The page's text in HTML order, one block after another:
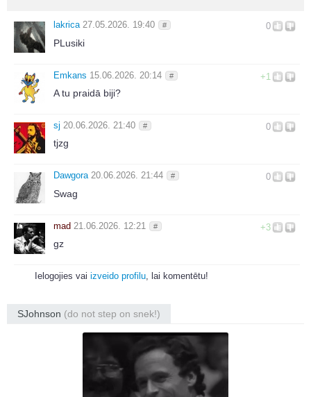
0
lakrica 27.05.2026. 19:40 #
PLusiki
+1
Emkans 15.06.2026. 20:14 #
A tu praidā biji?
0
sj 20.06.2026. 21:40 #
tjzg
0
Dawgora 20.06.2026. 21:44 #
Swag
+3
mad 21.06.2026. 12:21 #
gz
Ielogojies vai izveido profilu , lai komentētu!
SJohnson (do not step on snek!)